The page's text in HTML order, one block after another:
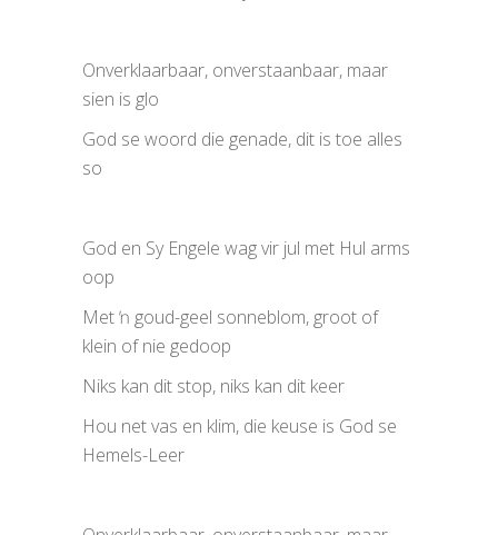
Onverklaarbaar, onverstaanbaar, maar
sien is glo
God se woord die genade, dit is toe alles
so
God en Sy Engele wag vir jul met Hul arms
oop
Met ŉ goud-geel sonneblom, groot of
klein of nie gedoop
Niks kan dit stop, niks kan dit keer
Hou net vas en klim, die keuse is God se
Hemels-Leer